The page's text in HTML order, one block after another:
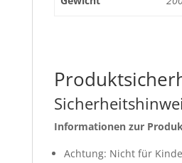
Informationen zur
Achtung: Nicht für